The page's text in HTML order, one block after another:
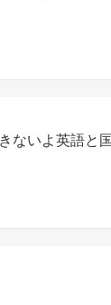
いよ英語と